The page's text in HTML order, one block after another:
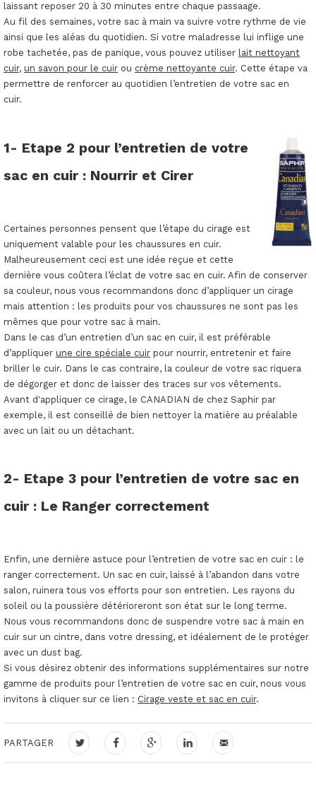
laissant reposer 20 à 30 minutes entre chaque passaage.
Au fil des semaines, votre sac à main va suivre votre rythme de vie
ainsi que les aléas du quotidien. Si votre maladresse lui inflige une
robe tachetée, pas de panique, vous pouvez utiliser lait nettoyant
cuir, un savon pour le cuir ou crème nettoyante cuir. Cette étape va
permettre de renforcer au quotidien l’entretien de votre sac en
cuir.
1- Etape 2 pour l’entretien de votre
sac en cuir : Nourrir et Cirer
Certaines personnes pensent que l’étape du cirage est
uniquement valable pour les chaussures en cuir.
Malheureusement ceci est une idée reçue et cette
dernière vous coûtera l’éclat de votre sac en cuir. Afin de conserver
sa couleur, nous vous recommandons donc d’appliquer un cirage
mais attention : les produits pour vos chaussures ne sont pas les
mêmes que pour votre sac à main.
Dans le cas d’un entretien d’un sac en cuir, il est préférable
d’appliquer une cire spéciale cuir pour nourrir, entretenir et faire
briller le cuir. Dans le cas contraire, la couleur de votre sac riquera
de dégorger et donc de laisser des traces sur vos vêtements.
Avant d'appliquer ce cirage, le CANADIAN de chez Saphir par
exemple, il est conseillé de bien nettoyer la matière au préalable
avec un lait ou un détachant.
2- Etape 3 pour l’entretien de votre sac en
cuir : Le Ranger correctement
Enfin, une dernière astuce pour l’entretien de votre sac en cuir : le
ranger correctement. Un sac en cuir, laissé à l’abandon dans votre
salon, ruinera tous vos efforts pour son entretien. Les rayons du
soleil ou la poussière détérioreront son état sur le long terme.
Nous vous recommandons donc de suspendre votre sac à main en
cuir sur un cintre, dans votre dressing, et idéalement de le protéger
avec un dust bag.
Si vous désirez obtenir des informations supplémentaires sur notre
gamme de produits pour l’entretien de votre sac en cuir, nous vous
invitons à cliquer sur ce lien : Cirage veste et sac en cuir.
PARTAGER